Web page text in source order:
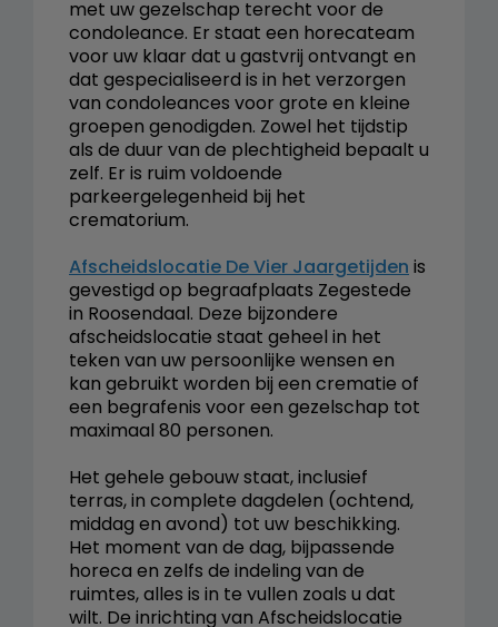
met uw gezelschap terecht voor de
condoleance. Er staat een horecateam
voor uw klaar dat u gastvrij ontvangt en
dat gespecialiseerd is in het verzorgen
van condoleances voor grote en kleine
groepen genodigden. Zowel het tijdstip
als de duur van de plechtigheid bepaalt u
zelf. Er is ruim voldoende
parkeergelegenheid bij het
crematorium.
Afscheidslocatie De Vier Jaargetijden is
gevestigd op begraafplaats Zegestede
in Roosendaal. Deze bijzondere
afscheidslocatie staat geheel in het
teken van uw persoonlijke wensen en
kan gebruikt worden bij een crematie of
een begrafenis voor een gezelschap tot
maximaal 80 personen.
Het gehele gebouw staat, inclusief
terras, in complete dagdelen (ochtend,
middag en avond) tot uw beschikking.
Het moment van de dag, bijpassende
horeca en zelfs de indeling van de
ruimtes, alles is in te vullen zoals u dat
wilt. De inrichting van Afscheidslocatie